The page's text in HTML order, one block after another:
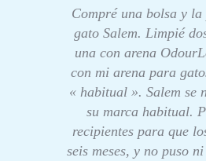
Compré una bolsa y
gato Salem. Limpié
una con arena
con mi arena para
« habitual ». Salem se
su marca habitual.
recipientes para que
seis meses, y no puso